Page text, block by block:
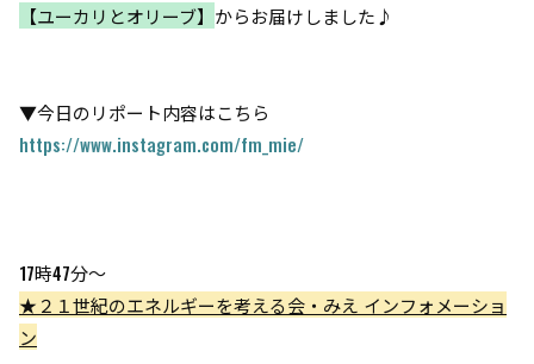
【ユーカリとオリーブ】 からお届けしました♪
▼今日のリポート内容はこちら
https://www.instagram.com/fm_mie/
17時47分～
★２１世紀のエネルギーを考える会・みえ インフォメーショ
ン